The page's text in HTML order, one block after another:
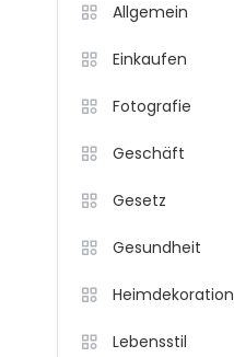
Allgemein
Einkaufen
Fotografie
Geschäft
Gesetz
Gesundheit
Heimdekoration
Lebensstil